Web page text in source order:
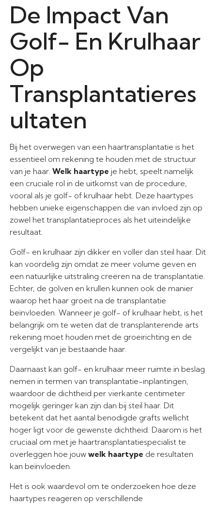
De Impact Van
Golf- En Krulhaar
Op
Transplantatieres
ultaten
Bij het overwegen van een haartransplantatie is het
essentieel om rekening te houden met de structuur
van je haar. Welk haartype je hebt, speelt namelijk
een cruciale rol in de uitkomst van de procedure,
vooral als je golf- of krulhaar hebt. Deze haartypes
hebben unieke eigenschappen die van invloed zijn op
zowel het transplantatieproces als het uiteindelijke
resultaat.
Golf- en krulhaar zijn dikker en voller dan steil haar. Dit
kan voordelig zijn omdat ze meer volume geven en
een natuurlijke uitstraling creëren na de transplantatie.
Echter, de golven en krullen kunnen ook de manier
waarop het haar groeit na de transplantatie
beïnvloeden. Wanneer je golf- of krulhaar hebt, is het
belangrijk om te weten dat de transplanterende arts
rekening moet houden met de groeirichting en de
vergelijkt van je bestaande haar.
Daarnaast kan golf- en krulhaar meer ruimte in beslag
nemen in termen van transplantatie-inplantingen,
waardoor de dichtheid per vierkante centimeter
mogelijk geringer kan zijn dan bij steil haar. Dit
betekent dat het aantal benodigde grafts wellicht
hoger ligt voor de gewenste dichtheid. Daarom is het
cruciaal om met je haartransplantatiespecialist te
overleggen hoe jouw welk haartype de resultaten
kan beïnvloeden.
Het is ook waardevol om te onderzoeken hoe deze
haartypes reageren op verschillende